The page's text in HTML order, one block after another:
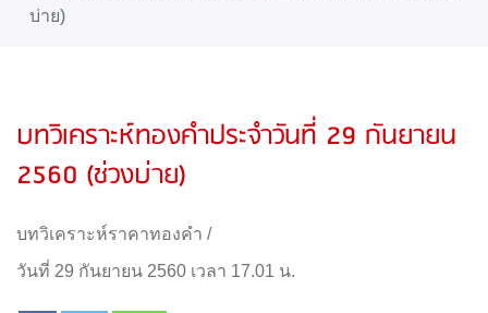
บ่าย)
บทวิเคราะห์ทองคำประจำวันที่ 29 กันยายน
2560 (ช่วงบ่าย)
บทวิเคราะห์ราคาทองคำ /
วันที่ 29 กันยายน 2560 เวลา 17.01 น.